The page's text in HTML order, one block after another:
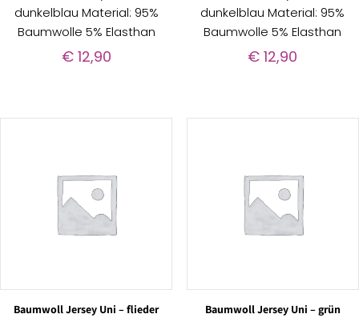
dunkelblau Material: 95%
Baumwolle 5% Elasthan
€12,90
dunkelblau Material: 95%
Baumwolle 5% Elasthan
€ 12,90
Baumwoll Jersey Uni – flieder Baumwoll Jersey Uni – grün